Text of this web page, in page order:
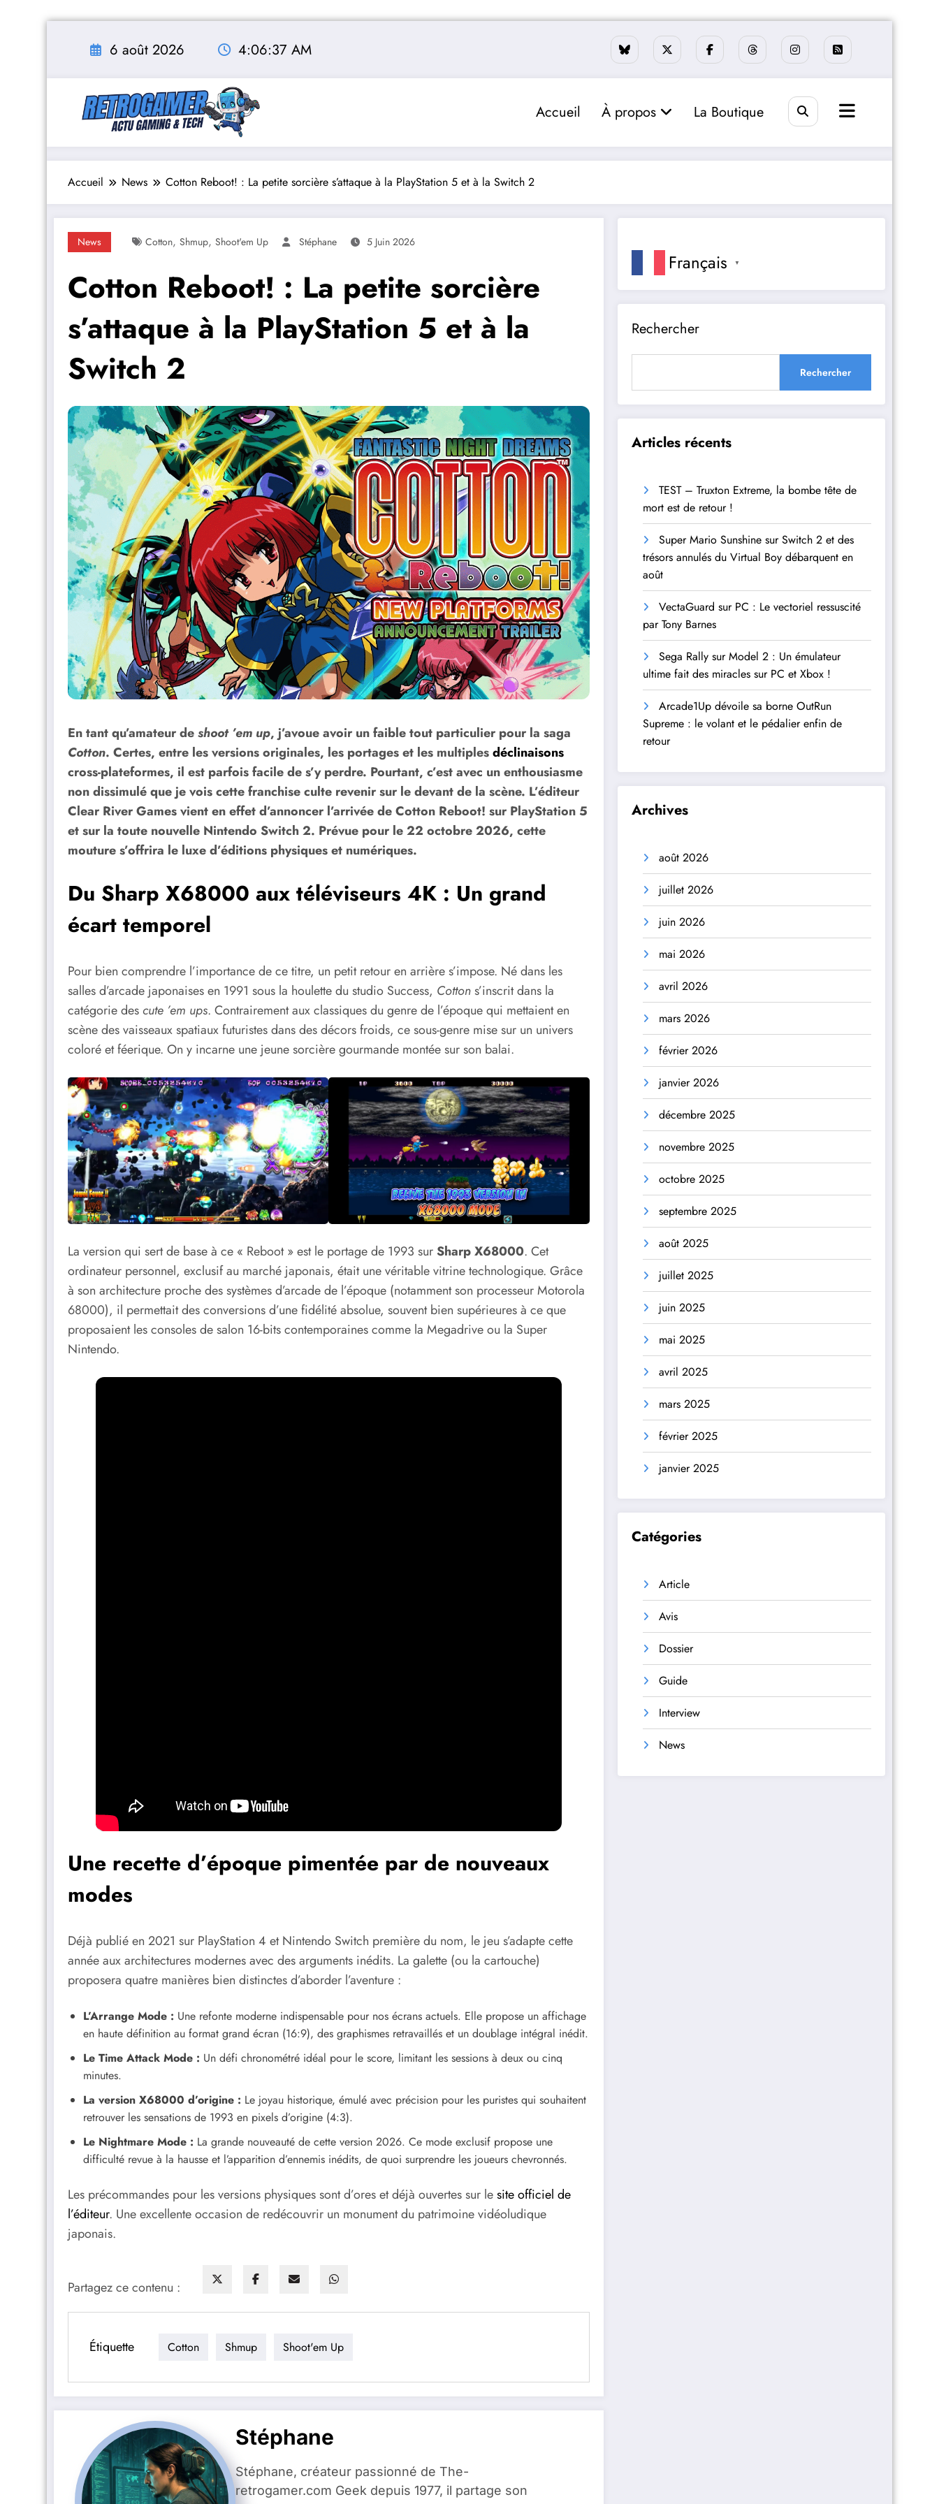
6 août 2026 4:06:38 AM
Accueil À propos La Boutique
Accueil News Cotton Reboot! : La petite sorcière s’attaque à la PlayStation 5 et à la Switch 2
News Cotton, Shmup, Shoot'em Up Stéphane 5 Juin 2026
Cotton Reboot! : La petite sorcière
s’attaque à la PlayStation 5 et à la
Switch 2
En tant qu’amateur deshoot ’em up, j’avoue avoir un faible tout particulier pour la saga
Cotton. Certes, entre les versions originales, les portages et les multiplesdéclinaisons
cross-plateformes, il est parfois facile de s’y perdre. Pourtant, c’est avec un enthousiasme
non dissimulé que je vois cette franchise culte revenir sur le devant de la scène. L’éditeur
Clear River Games vient en effet d’annoncer l’arrivée de Cotton Reboot! sur PlayStation 5
et sur la toute nouvelle Nintendo Switch 2. Prévue pour le 22 octobre 2026, cette
mouture s’offrira le luxe d’éditions physiques et numériques.
Du Sharp X68000 aux téléviseurs 4K : Un grand
écart temporel
Pour bien comprendre l’importance de ce titre, un petit retour en arrière s’impose. Né dans les
salles d’arcade japonaises en 1991 sous la houlette du studio Success, Cottons’inscrit dans la
catégorie descute ’em ups. Contrairement aux classiques du genre de l’époque qui mettaient en
scène des vaisseaux spatiaux futuristes dans des décors froids, ce sous-genre mise sur un univers
coloré et féerique. On y incarne une jeune sorcière gourmande montée sur son balai.
La version qui sert de base à ce « Reboot » est le portage de 1993 surSharp X68000. Cet
ordinateur personnel, exclusif au marché japonais, était une véritable vitrine technologique. Grâce
à son architecture proche des systèmes d’arcade de l’époque (notamment son processeur Motorola
68000), il permettait des conversions d’une fidélité absolue, souvent bien supérieures à ce que
proposaient les consoles de salon 16-bits contemporaines comme la Megadrive ou la Super
Nintendo.
Une recette d’époque pimentée par de nouveaux
modes
Déjà publié en 2021 sur PlayStation 4 et Nintendo Switch première du nom, le jeu s’adapte cette
année aux architectures modernes avec des arguments inédits. La galette (ou la cartouche)
proposera quatre manières bien distinctes d’aborder l’aventure :
L’Arrange Mode : Une refonte moderne indispensable pour nos écrans actuels. Elle propose un affichage
en haute définition au format grand écran (16:9), des graphismes retravaillés et un doublage intégral inédit.
Le Time Attack Mode : Un défi chronométré idéal pour le score, limitant les sessions à deux ou cinq
minutes.
La version X68000 d’origine : Le joyau historique, émulé avec précision pour les puristes qui souhaitent
retrouver les sensations de 1993 en pixels d’origine (4:3).
Le Nightmare Mode : La grande nouveauté de cette version 2026. Ce mode exclusif propose une
difficulté revue à la hausse et l’apparition d’ennemis inédits, de quoi surprendre les joueurs chevronnés.
Les précommandes pour les versions physiques sont d’ores et déjà ouvertes sur lesite officiel de
l’éditeur. Une excellente occasion de redécouvrir un monument du patrimoine vidéoludique
japonais.
Partagez ce contenu :
Étiquette Cotton Shmup Shoot'em Up
Stéphane
Stéphane, créateur passionné de The-
retrogamer.com Geek depuis 1977, il partage son
Français ▼
Rechercher
Rechercher
Articles récents
TEST – Truxton Extreme, la bombe tête de
mort est de retour !
Super Mario Sunshine sur Switch 2 et des
trésors annulés du Virtual Boy débarquent en
août
VectaGuard sur PC : Le vectoriel ressuscité
par Tony Barnes
Sega Rally sur Model 2 : Un émulateur
ultime fait des miracles sur PC et Xbox !
Arcade1Up dévoile sa borne OutRun
Supreme : le volant et le pédalier enfin de
retour
Archives
août 2026
juillet 2026
juin 2026
mai 2026
avril 2026
mars 2026
février 2026
janvier 2026
décembre 2025
novembre 2025
octobre 2025
septembre 2025
août 2025
juillet 2025
juin 2025
mai 2025
avril 2025
mars 2025
février 2025
janvier 2025
Catégories
Article
Avis
Dossier
Guide
Interview
News